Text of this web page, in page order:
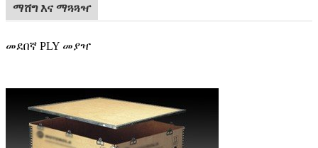
ማሸግ እና ማጓጓዣ
መደበኛ PLY መያዣ